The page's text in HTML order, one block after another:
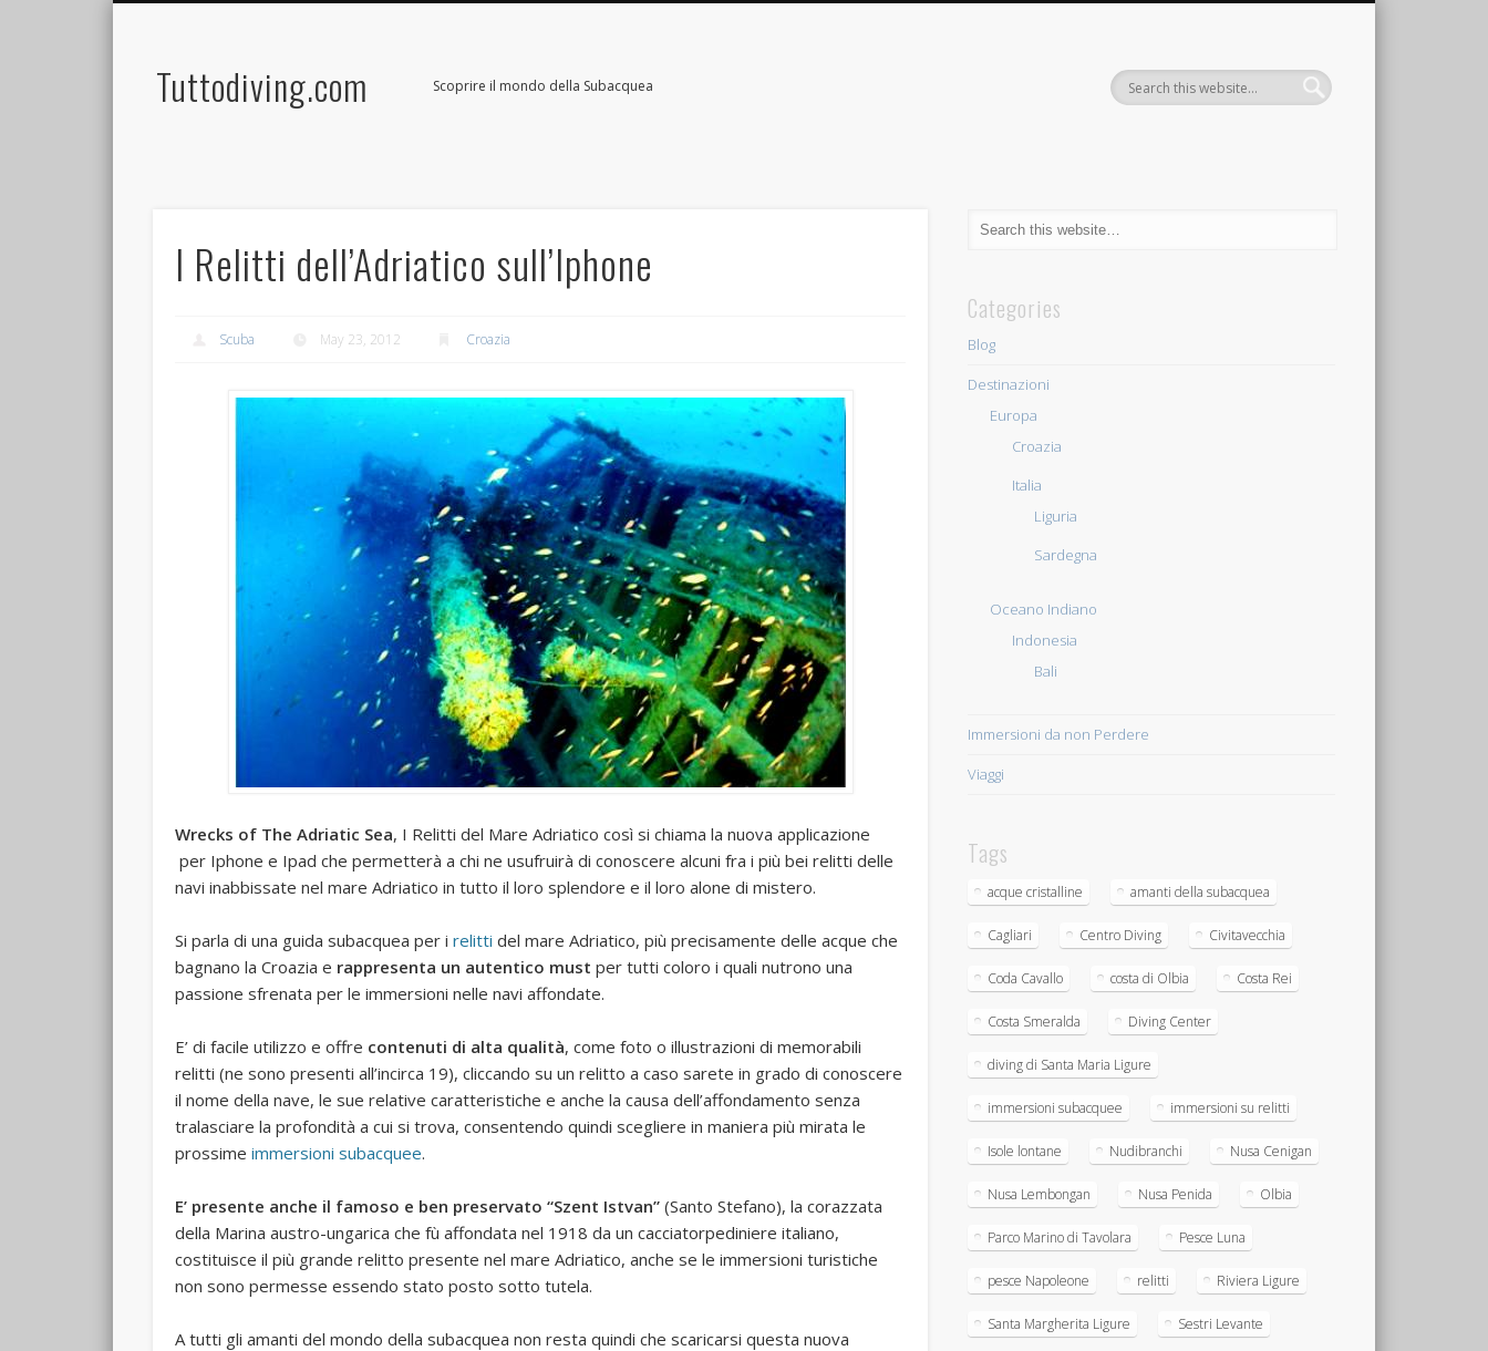
Tuttodiving.com Scoprire il mondo della Subacquea
I Relitti dell’Adriatico sull’Iphone
Scuba May 23, 2012 Croazia
Wrecks of The Adriatic Sea, I Relitti del Mare Adriatico così si chiama la nuova applicazione
per Iphone e Ipad che permetterà a chi ne usufruirà di conoscere alcuni fra i più bei relitti delle
navi inabbissate nel mare Adriatico in tutto il loro splendore e il loro alone di mistero.
Si parla di una guida subacquea per irelitti del mare Adriatico, più precisamente delle acque che
bagnano la Croazia e rappresenta un autentico must per tutti coloro i quali nutrono una
passione sfrenata per le immersioni nelle navi affondate.
E’ di facile utilizzo e offre contenuti di alta qualità, come foto o illustrazioni di memorabili
relitti (ne sono presenti all’incirca 19), cliccando su un relitto a caso sarete in grado di conoscere
il nome della nave, le sue relative caratteristiche e anche la causa dell’affondamento senza
tralasciare la profondità a cui si trova, consentendo quindi scegliere in maniera più mirata le
prossimeimmersioni subacquee.
E’ presente anche il famoso e ben preservato “Szent Istvan” (Santo Stefano), la corazzata
della Marina austro-ungarica che fù affondata nel 1918 da un cacciatorpediniere italiano,
costituisce il più grande relitto presente nel mare Adriatico, anche se le immersioni turistiche
non sono permesse essendo stato posto sotto tutela.
A tutti gli amanti del mondo della subacquea non resta quindi che scaricarsi questa nuova
Categories
Blog
Destinazioni
Europa
Croazia
Italia
Liguria
Sardegna
Oceano Indiano
Indonesia
Bali
Immersioni da non Perdere
Viaggi
Tags
acque cristalline amanti della subacquea
Cagliari Centro Diving Civitavecchia
Coda Cavallo costa di Olbia Costa Rei
Costa Smeralda Diving Center
diving di Santa Maria Ligure
immersioni subacquee immersioni su relitti
Isole lontane Nudibranchi Nusa Cenigan
Nusa Lembongan Nusa Penida Olbia
Parco Marino di Tavolara Pesce Luna
pesce Napoleone relitti Riviera Ligure
Santa Margherita Ligure Sestri Levante